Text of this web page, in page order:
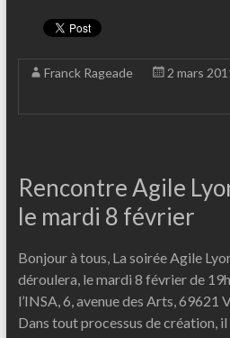
Franck Rageade 2 mars
Rencontre Agile
le mardi 8 février
Bonjour à tous, La soirée Agile
déroulera, le mardi 8 février de
l’INSA, 6, avenue des Arts, 69621
Dans tout processus de création,